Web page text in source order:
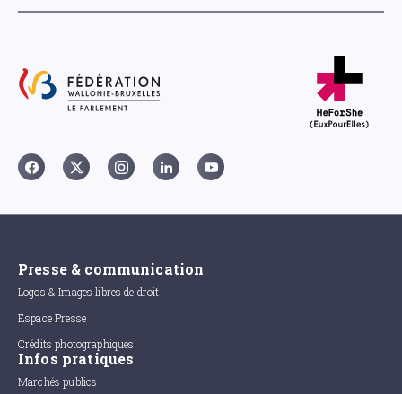
Presse & communication
Logos & Images libres de droit
Espace Presse
Crédits photographiques
Infos pratiques
Marchés publics